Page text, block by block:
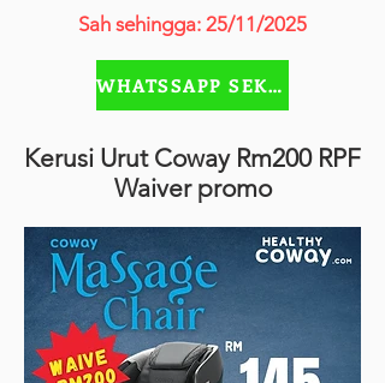
Sah sehingga: 25/11/2025
WHATSSAPP SEKARANG
Kerusi Urut Coway Rm200 RPF
Waiver promo